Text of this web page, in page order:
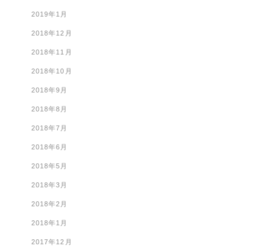
2019年1月
2018年12月
2018年11月
2018年10月
2018年9月
2018年8月
2018年7月
2018年6月
2018年5月
2018年3月
2018年2月
2018年1月
2017年12月